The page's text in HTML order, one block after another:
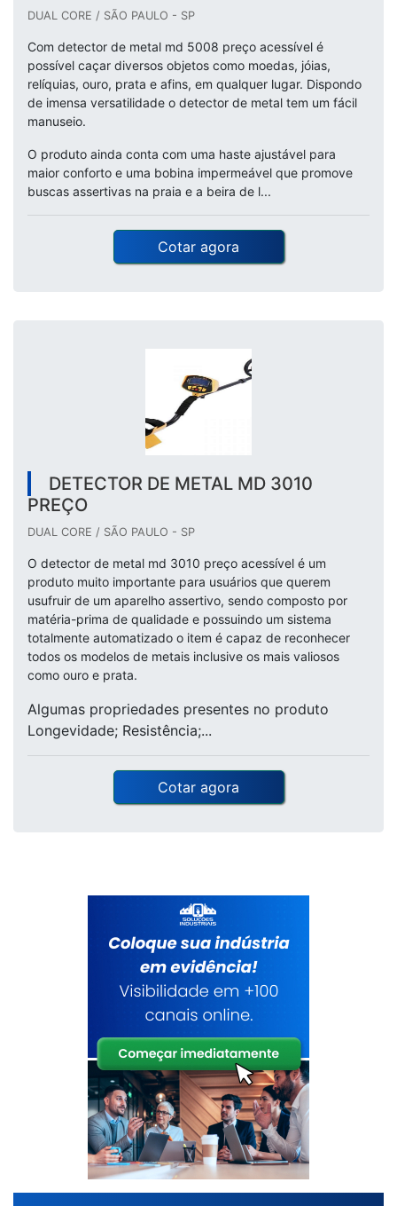
DUAL CORE / SÃO PAULO - SP
Com detector de metal md 5008 preço acessível é
possível caçar diversos objetos como moedas, jóias,
relíquias, ouro, prata e afins, em qualquer lugar. Dispondo
de imensa versatilidade o detector de metal tem um fácil
manuseio.
O produto ainda conta com uma haste ajustável para
maior conforto e uma bobina impermeável que promove
buscas assertivas na praia e a beira de l...
Cotar agora
DETECTOR DE METAL MD 3010
PREÇO
DUAL CORE / SÃO PAULO - SP
O detector de metal md 3010 preço acessível é um
produto muito importante para usuários que querem
usufruir de um aparelho assertivo, sendo composto por
matéria-prima de qualidade e possuindo um sistema
totalmente automatizado o item é capaz de reconhecer
todos os modelos de metais inclusive os mais valiosos
como ouro e prata.
Algumas propriedades presentes no produto
Longevidade; Resistência;...
Cotar agora